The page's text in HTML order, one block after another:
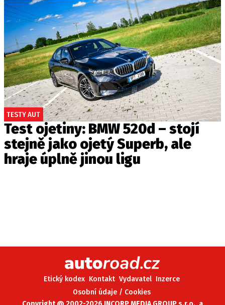
TESTY AUT
Test ojetiny: BMW 520d – stojí
stejně jako ojetý Superb, ale
hraje úplně jinou ligu
Etický kodex Kontakt Vydavatel Inzerce
Osobní údaje / Cookies